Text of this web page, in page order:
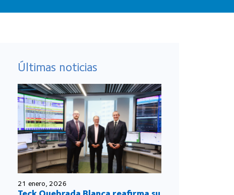
Últimas noticias
21 enero, 2026